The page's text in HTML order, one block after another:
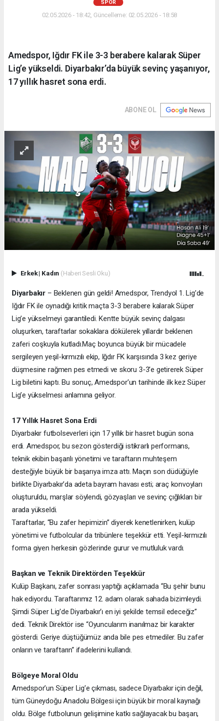
SPOR
02.05.2026 - 18:42, Güncelleme: 02.05.2026 - 18:58
Amedspor, Iğdır FK ile 3-3 berabere kalarak Süper
Lig’e yükseldi. Diyarbakır’da büyük sevinç yaşanıyor,
17 yıllık hasret sona erdi.
ABONE OL
Erkek| Kadın (Haberi Sesli Oku)
Diyarbakır – Beklenen gün geldi! Amedspor, Trendyol 1. Lig’de
Iğdır FK ile oynadığı kritik maçta 3-3 berabere kalarak Süper
Lig’e yükselmeyi garantiledi. Kentte büyük sevinç dalgası
oluşurken, taraftarlar sokaklara dökülerek yıllardır beklenen
zaferi coşkuyla kutladı.Maç boyunca büyük bir mücadele
sergileyen yeşil-kırmızılı ekip, Iğdır FK karşısında 3 kez geriye
düşmesine rağmen pes etmedi ve skoru 3-3’e getirerek Süper
Lig biletini kaptı. Bu sonuç, Amedspor’un tarihinde ilk kez Süper
Lig’e yükselmesi anlamına geliyor.
17 Yıllık Hasret Sona Erdi
Diyarbakır futbolseverleri için 17 yıllık bir hasret bugün sona
erdi. Amedspor, bu sezon gösterdiği istikrarlı performans,
teknik ekibin başarılı yönetimi ve taraftarın muhteşem
desteğiyle büyük bir başarıya imza attı. Maçın son düdüğüyle
birlikte Diyarbakır’da adeta bayram havası esti; araç konvoyları
oluşturuldu, marşlar söylendi, gözyaşları ve sevinç çığlıkları bir
arada yükseldi.
Taraftarlar, “Bu zafer hepimizin” diyerek kenetlenirken, kulüp
yönetimi ve futbolcular da tribünlere teşekkür etti. Yeşil-kırmızılı
forma giyen herkesin gözlerinde gurur ve mutluluk vardı.
Başkan ve Teknik Direktörden Teşekkür
Kulüp Başkanı, zafer sonrası yaptığı açıklamada “Bu şehir bunu
hak ediyordu. Taraftarımız 12. adam olarak sahada bizimleydi.
Şimdi Süper Lig’de Diyarbakır’ı en iyi şekilde temsil edeceğiz”
dedi. Teknik Direktör ise “Oyuncularım inanılmaz bir karakter
gösterdi. Geriye düştüğümüz anda bile pes etmediler. Bu zafer
onların ve taraftarın” ifadelerini kullandı.
Bölgeye Moral Oldu
Amedspor’un Süper Lig’e çıkması, sadece Diyarbakır için değil,
tüm Güneydoğu Anadolu Bölgesi için büyük bir moral kaynağı
oldu. Bölge futbolunun gelişimine katkı sağlayacak bu başarı,